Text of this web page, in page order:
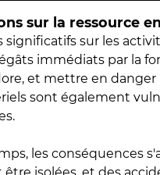
sur la ressource
sur les
immédiats par la
et mettre en danger
sont également
les conséquences